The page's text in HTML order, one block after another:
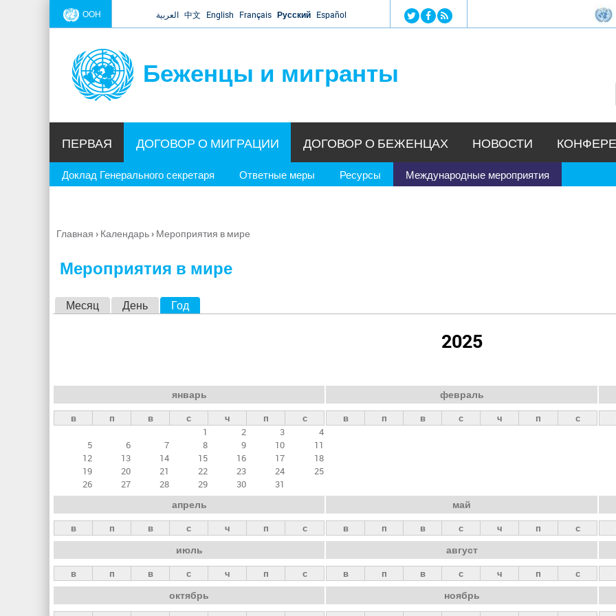
Jump to navigation
ООН العربية 中文 English Français Русский Español
Беженцы и мигранты
ПЕРВАЯ ДОГОВОР О МИГРАЦИИ
Доклад Генерального секретаря Ответные меры Ресурсы Международные мероприятия
ДОГОВОР О БЕЖЕНЦАХ НОВОСТИ
Вы
Главная › Календарь› Мероприятия в мире
Мероприятия в мире
н
ы
е
а
д
к
и
Месяц День Год
2025
январь
в п в с ч п
с
1
2 3
4
5
6 7 8 9 10
11
12
13 14 15 16 17
18
19
20 21 22 23 24
25
26
27 28 29 30 31
февраль
в п в с ч п с
апрель
в п в с ч п с
май
в п в с ч п с
июль
в п в с ч п с
август
в п в с ч п с
октябрь ноябрь